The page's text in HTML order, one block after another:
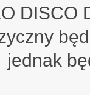
jednak